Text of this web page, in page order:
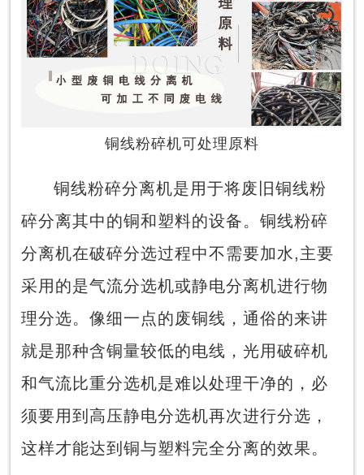
铜线粉碎机可处理原料
铜线粉碎分离机是用于将废旧铜线粉
碎分离其中的铜和塑料的设备。铜线粉碎
分离机在破碎分选过程中不需要加水,主要
采用的是气流分选机或静电分离机进行物
理分选。像细一点的废铜线，通俗的来讲
就是那种含铜量较低的电线，光用破碎机
和气流比重分选机是难以处理干净的，必
须要用到高压静电分选机再次进行分选，
这样才能达到铜与塑料完全分离的效果。